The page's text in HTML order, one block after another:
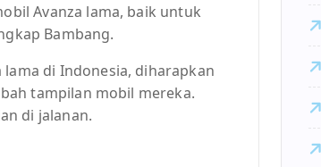
Avanza lama, baik untuk
Bambang.
di Indonesia, diharapkan
tampilan mobil mereka.
di jalanan.